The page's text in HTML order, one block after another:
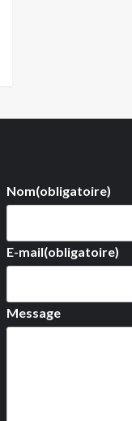
Nom(obligatoire)
E-mail(obligatoire)
Message